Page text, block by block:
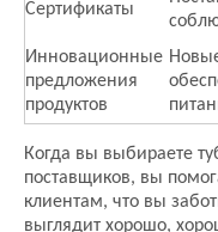
Сертификаты
Инновационные
предложения
продуктов
Когда вы выбираете
поставщиков, вы
клиентам, что вы
выглядит хорошо,